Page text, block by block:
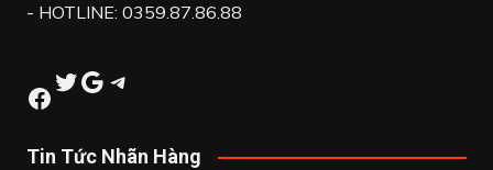
- HOTLINE: 0359.87.86.88
Facebook
Twitter
Google
Telegram
Tin Tức Nhãn Hàng